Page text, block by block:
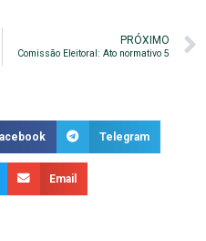
PRÓXIMO
Comissão Eleitoral: Ato normativo 5
Telegram
Email